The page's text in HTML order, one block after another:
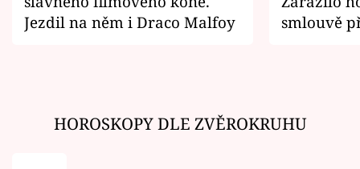
Jezdil na něm i Draco Malfoy
smlouvě
HOROSKOPY DLE ZVĚROKRUHU